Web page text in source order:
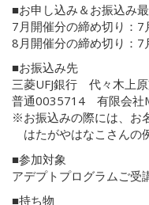
■お申し込み＆お振込み
7月開催分の締め切り：
8月開催分の締め切り：
■お振込み先
三菱UFJ銀行 代々木上
普通0035714 有限会社
※お振込みの際には、お
はたがやはなこさんの
■参加対象
アデプトプログラムご受
■持ち物